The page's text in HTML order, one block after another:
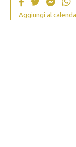
Aggiungi al